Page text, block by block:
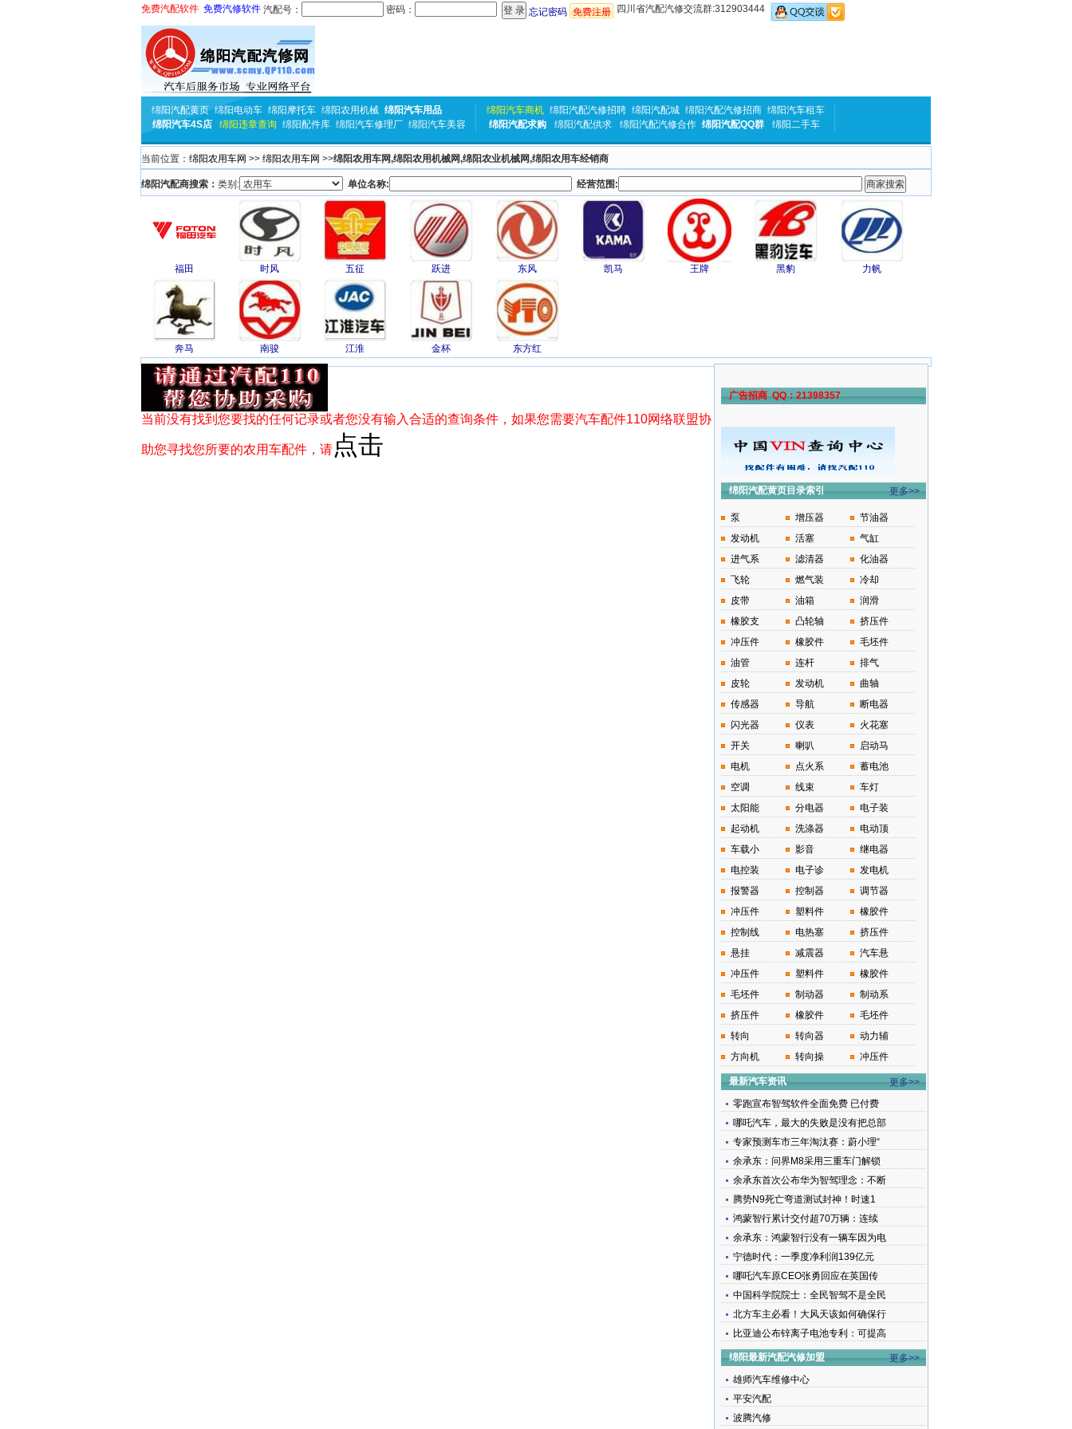
免费汽配软件 免费汽修软件 汽配号： 密码： 忘记密码 免费注册 四川省汽配汽修交流群:312903444
绵阳汽配黄页 绵阳电动车 绵阳摩托车 绵阳农用机械 绵阳汽车用品
绵阳汽车4S店
绵阳违章查询 绵阳配件库 绵阳汽车修理厂 绵阳汽车美容
绵阳汽车商机 绵阳汽配汽修招聘 绵阳汽配城 绵阳汽配汽修招商 绵阳汽车租车
绵阳汽配求购
绵阳汽配供求 绵阳汽配汽修合作 绵阳汽配QQ群 绵阳二手车
当前位置： 绵阳农用车网 >> 绵阳农用车网 >>绵阳农用车网,绵阳农用机械网,绵阳农业机械网,绵阳农用车经销商
绵阳汽配商搜索： 类别: 单位名称: 经营范围:
福田 时风 五征 跃进 东风 凯马 王牌 黑豹 力帆
奔马 南骏 江淮 金杯 东方红
当前没有找到您要找的任何记录或者您没有输入合适的查询条件，如果您需要汽车配件110网络联盟协
助您寻找您所要的农用车配件，请 点击
广告招商 QQ：21398357
绵阳汽配黄页目录索引 更多>>
泵 增压器
节油器
发动机
活塞
气缸
进气系
滤清器
化油器
飞轮
燃气装
冷却
皮带
油箱
润滑
橡胶支
凸轮轴
挤压件
冲压件
橡胶件
毛坯件
油管
连杆
排气
皮轮
发动机
曲轴
传感器
导航
断电器
闪光器
仪表
火花塞
开关
喇叭
启动马
电机
点火系
蓄电池
空调
线束
车灯
太阳能
分电器
电子装
起动机
洗涤器
电动顶
车载小
影音
继电器
电控装
电子诊
发电机
报警器
控制器
调节器
冲压件
塑料件
橡胶件
控制线
电热塞
挤压件
悬挂
减震器
汽车悬
冲压件
塑料件
橡胶件
毛坯件
制动器
制动系
挤压件
橡胶件
毛坯件
转向
转向器
动力辅
方向机
转向操 冲压件
最新汽车资讯
更多>>
零跑宣布智驾软件全面免费 已付费
哪吒汽车，最大的失败是没有把总部
专家预测车市三年淘汰赛：蔚小理“
余承东：问界M8采用三重车门解锁
余承东首次公布华为智驾理念：不断
腾势N9死亡弯道测试封神！时速1
鸿蒙智行累计交付超70万辆：连续
余承东：鸿蒙智行没有一辆车因为电
宁德时代：一季度净利润139亿元
哪吒汽车原CEO张勇回应在英国传
中国科学院院士：全民智驾不是全民
北方车主必看！大风天该如何确保行
比亚迪公布锌离子电池专利：可提高
绵阳最新汽配汽修加盟
更多>>
雄师汽车维修中心
平安汽配
波腾汽修